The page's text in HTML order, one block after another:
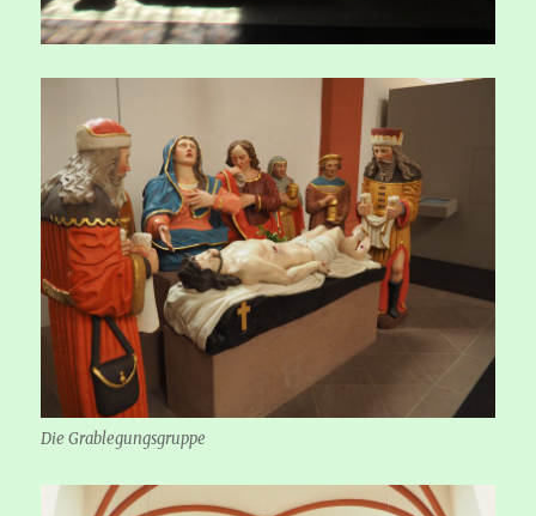
Die Grablegungsgruppe